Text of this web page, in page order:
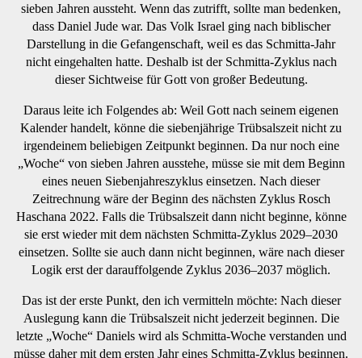
sieben Jahren aussteht. Wenn das zutrifft, sollte man bedenken,
dass Daniel Jude war. Das Volk Israel ging nach biblischer
Darstellung in die Gefangenschaft, weil es das Schmitta-Jahr
nicht eingehalten hatte. Deshalb ist der Schmitta-Zyklus nach
dieser Sichtweise für Gott von großer Bedeutung.
Daraus leite ich Folgendes ab: Weil Gott nach seinem eigenen
Kalender handelt, könne die siebenjährige Trübsalszeit nicht zu
irgendeinem beliebigen Zeitpunkt beginnen. Da nur noch eine
„Woche“ von sieben Jahren ausstehe, müsse sie mit dem Beginn
eines neuen Siebenjahreszyklus einsetzen. Nach dieser
Zeitrechnung wäre der Beginn des nächsten Zyklus Rosch
Haschana 2022. Falls die Trübsalszeit dann nicht beginne, könne
sie erst wieder mit dem nächsten Schmitta-Zyklus 2029–2030
einsetzen. Sollte sie auch dann nicht beginnen, wäre nach dieser
Logik erst der darauffolgende Zyklus 2036–2037 möglich.
Das ist der erste Punkt, den ich vermitteln möchte: Nach dieser
Auslegung kann die Trübsalszeit nicht jederzeit beginnen. Die
letzte „Woche“ Daniels wird als Schmitta-Woche verstanden und
müsse daher mit dem ersten Jahr eines Schmitta-Zyklus beginnen.